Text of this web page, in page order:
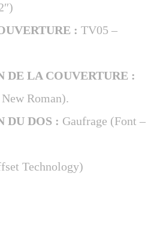
: TV05 –
DE LA COUVERTURE :
Roman).
DU DOS : Gaufrage (Font –
Technology)